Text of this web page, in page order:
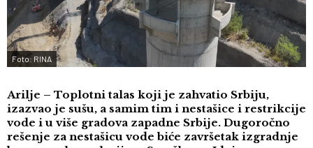
Foto: RINA
Arilje – Toplotni talas koji je zahvatio Srbiju,
izazvao je sušu, a samim tim i nestašice i restrikcije
vode i u više gradova zapadne Srbije. Dugoročno
rešenje za nestašicu vode biće završetak izgradnje